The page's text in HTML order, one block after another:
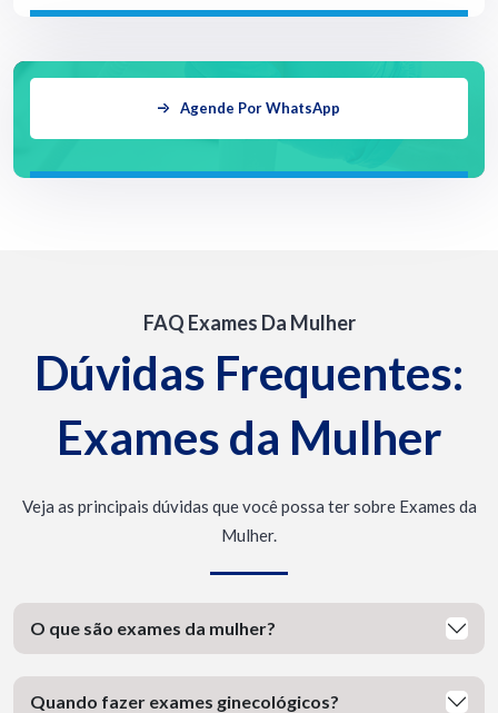
Agende Por WhatsApp
FAQ Exames Da Mulher
Dúvidas Frequentes:
Exames da Mulher
Veja as principais dúvidas que você possa ter sobre Exames da
Mulher.
O que são exames da mulher?
Quando fazer exames ginecológicos?